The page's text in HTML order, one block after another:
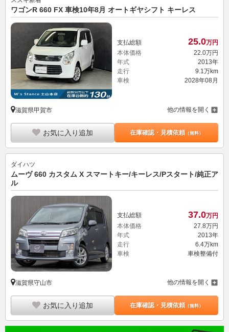
ワゴンR 660 FX 車検10年8月 オートギヤシフト キーレス
支払総額 25.0万円
本体価格
22.0万円
年式
2013年
走行
9.1万km
車検
2028年08月
滋賀県甲賀市 他の情報を開く
お気に入り追加 在庫確認・見積依頼（無料）
ダイハツ
ムーヴ 660 カスタム X スマートキー/キーレス/Pスタート/純正ア
ル
支払総額 37.0万円
本体価格
27. 8万円
年式
2013年
走行
6.4万km
車検
車検整備付
滋賀県守山市 他の情報を開く
お気に入り追加 在庫確認・見積依頼（無料）